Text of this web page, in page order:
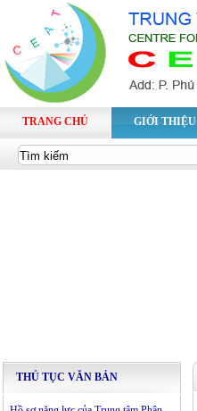
TRANG CHỦ GIỚI THIỆU
THỦ TỤC VĂN BẢN